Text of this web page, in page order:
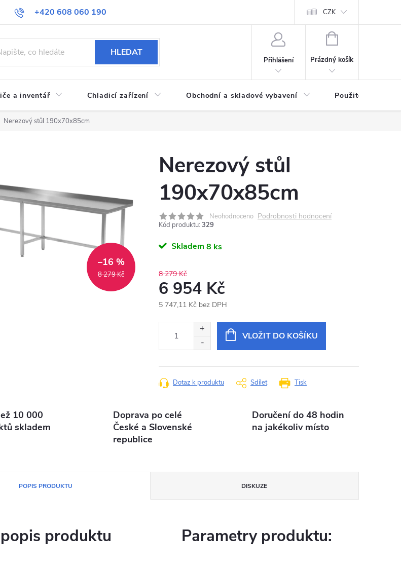
+420 608 060 190
zboží Obchodní podmínky CZK
HLEDAT
Přihlášení
NÁKUPNÍ
Prázdný košík
a inventář Chladicí zařízení Obchodní a skladové vybavení Použité
Nerezový stůl 190x70x85cm
8 279 Kč
–16 %
Nerezový stůl
190x70x85cm
Neohodnoceno Podrobnosti hodnocení
Kód produktu: 329
Skladem 8 ks
8 279 Kč
6 954 Kč
5 747,11 Kč bez DPH
VLOŽIT DO KOŠÍKU
Tisk
Dotaz k produktu Sdílet
10 000
skladem
Doprava po celé
České a Slovenské
republice
Doručení do 48 hodin
na jakékoliv místo
POPIS PRODUKTU DISKUZE
produktu Parametry produktu: